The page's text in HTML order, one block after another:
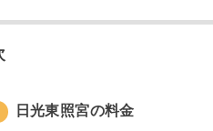
日光東照宮の料金